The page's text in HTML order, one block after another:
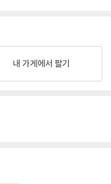
내 가게에서 팔기